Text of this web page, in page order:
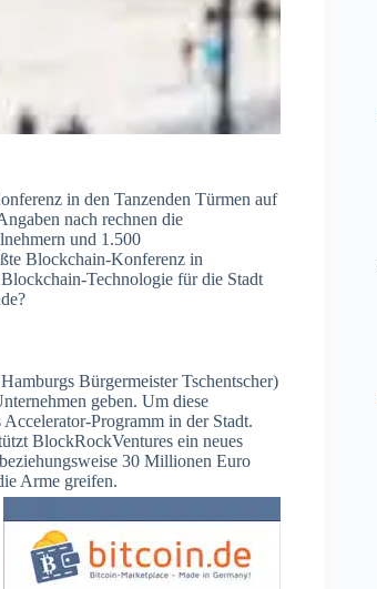
in den Tanzenden Türmen auf
nach rechnen die
und 1.500
Blockchain-Konferenz in
Technologie für die Stadt
Bürgermeister Tschentscher)
geben. Um diese
Programm in der Stadt.
BlockRockVentures ein neues
30 Millionen Euro
Arme greifen.